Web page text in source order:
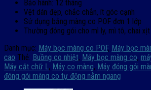
Bảo hành: 12 tháng
Vệt dán đẹp, chắc chắn, ít góc cạnh
Sử dụng bằng màng co POF đơn 1 lớp
Thường đóng gói cho mì ly, mì tô, chai
Danh mục: Máy bọc màng co POF, Máy bọc
cao Thẻ: Buồng co nhiệt, Máy bọc màng co,
Máy cắt chữ L, Máy co màng, Máy đóng gói
đóng gói màng co tự động nằm ngang